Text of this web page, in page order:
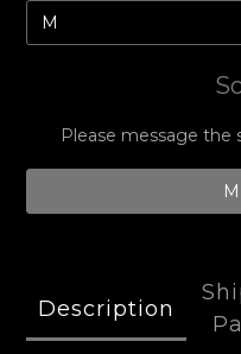
Please message the
Description